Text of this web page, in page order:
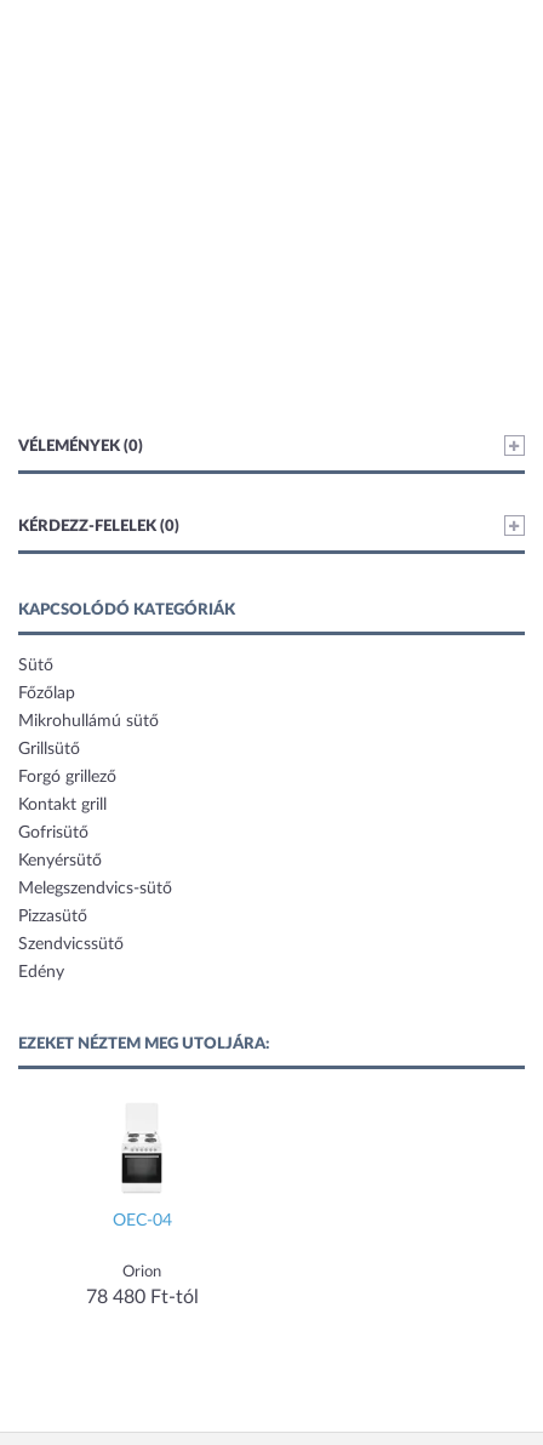
VÉLEMÉNYEK (0)
KÉRDEZZ-FELELEK (0)
KAPCSOLÓDÓ KATEGÓRIÁK
Sütő
Főzőlap
Mikrohullámú sütő
Grillsütő
Forgó grillező
Kontakt grill
Gofrisütő
Kenyérsütő
Melegszendvics-sütő
Pizzasütő
Szendvicssütő
Edény
EZEKET NÉZTEM MEG UTOLJÁRA:
OEC-04
Orion
78 480 Ft-tól